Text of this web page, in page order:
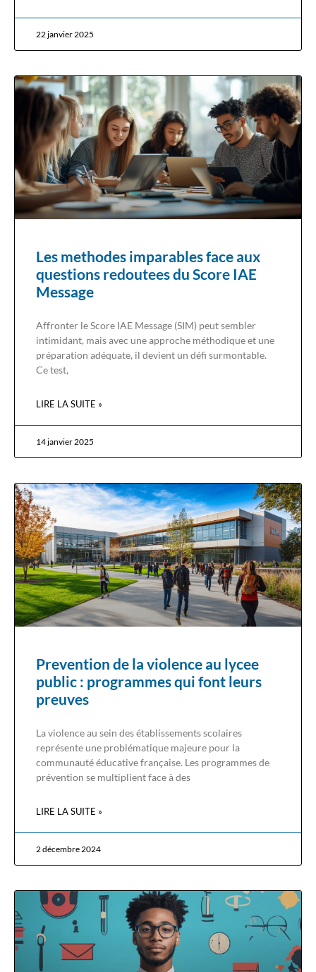
22 janvier 2025
Les methodes imparables face aux
questions redoutees du Score IAE
Message
Affronter le Score IAE Message (SIM) peut sembler
intimidant, mais avec une approche méthodique et une
préparation adéquate, il devient un défi surmontable.
Ce test,
LIRE LA SUITE »
14 janvier 2025
Prevention de la violence au lycee
public : programmes qui font leurs
preuves
La violence au sein des établissements scolaires
représente une problématique majeure pour la
communauté éducative française. Les programmes de
prévention se multiplient face à des
LIRE LA SUITE »
2 décembre 2024